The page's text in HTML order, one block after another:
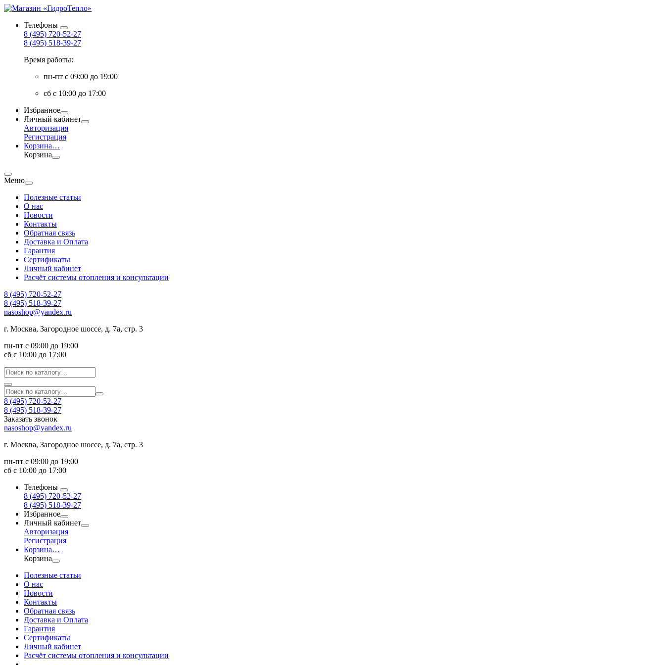
Телефоны
8 (495) 720-52-27
8 (495) 518-39-27
Время работы:
пн-пт с 09:00 до 19:00
сб с 10:00 до 17:00
Избранное
Личный кабинет
Авторизация
Регистрация
Корзина…
Корзина
Меню
Полезные статьи
О нас
Новости
Контакты
Обратная связь
Доставка и Оплата
Гарантия
Сертификаты
Личный кабинет
Расчёт системы отопления и консультации
8 (495) 720-52-27
8 (495) 518-39-27
nasoshop@yandex.ru
г. Москва, Загородное шоссе, д. 7а, стр. 3
пн-пт с 09:00 до 19:00
сб с 10:00 до 17:00
8 (495) 720-52-27
8 (495) 518-39-27
Заказать звонок
nasoshop@yandex.ru
г. Москва, Загородное шоссе, д. 7а, стр. 3
пн-пт с 09:00 до 19:00
сб с 10:00 до 17:00
Телефоны
8 (495) 720-52-27
8 (495) 518-39-27
Избранное
Личный кабинет
Авторизация
Регистрация
Корзина…
Корзина
Полезные статьи
О нас
Новости
Контакты
Обратная связь
Доставка и Оплата
Гарантия
Сертификаты
Личный кабинет
Расчёт системы отопления и консультации